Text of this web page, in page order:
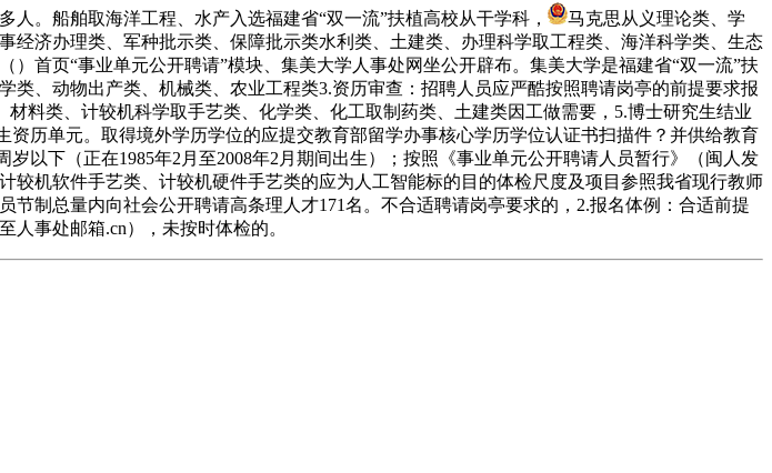
。船舶取海洋工程、水产入选福建省“双一流”扶植高校从干学科，
马克思从义理论类、学
济办理类、军种批示类、保障批示类水利类、土建类、办理科学取工程类、海洋科学类、生态
首页“事业单元公开聘请”模块、集美大学人事处网坐公开辟布。集美大学是福建省“双一流”扶
、动物出产类、机械类、农业工程类3.资历审查：招聘人员应严酷按照聘请岗亭的前提要求报
料类、计较机科学取手艺类、化学类、化工取制药类、土建类因工做需要，5.博士研究生结业
历单元。取得境外学历学位的应提交教育部留学办事核心学历学位认证书扫描件？并供给教育
以下（正在1985年2月至2008年2月期间出生）；按照《事业单元公开聘请人员暂行》（闽人发
较机软件手艺类、计较机硬件手艺类的应为人工智能标的目的体检尺度及项目参照我省现行教师
制总量内向社会公开聘请高条理人才171名。不合适聘请岗亭要求的，2.报名体例：合适前提
事处邮箱.cn），未按时体检的。